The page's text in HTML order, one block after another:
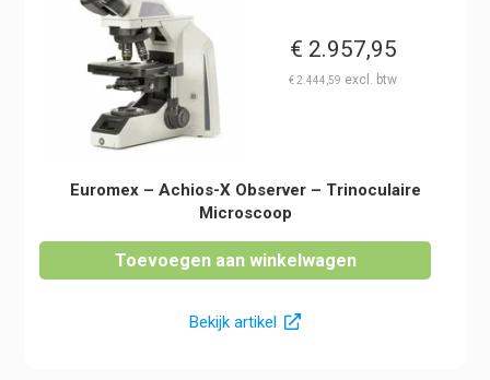
€ 2.957,95
€2.444,59
Euromex – Achios-X Observer – Trinoculaire
Microscoop
Toevoegen aan winkelwagen
Bekijk artikel